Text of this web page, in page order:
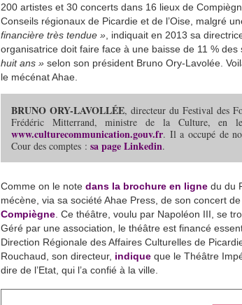
200 artistes et 30 concerts dans 16 lieux de
Conseils régionaux de Picardie et de l’Oise, malgré
financière très tendue », indiquait en 2013 sa
organisatrice doit faire face à une baisse de 11 %
huit ans » selon son président Bruno Ory-Lavolée.
le mécénat Ahae.
BRUNO ORY-LAVOLLÉE, directeur du Festival des
Frédéric Mitterrand, ministre de la Culture, en
www.culturecommunication.gouv.fr. Il a occupé de
Cour des comptes : sa page Linkedin.
Comme on le note dans la brochure en ligne du du
mécène, via sa société Ahae Press, de son concert
Compiègne. Ce théâtre, voulu par Napoléon III, se
Géré par une association, le théâtre est financé
Direction Régionale des Affaires Culturelles de
Rouchaud, son directeur, indique que le Théâtre
dire de l’Etat, qui l’a confié à la ville.